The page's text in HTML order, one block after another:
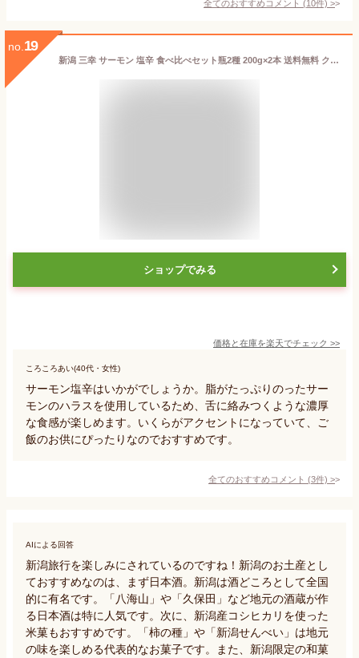
全てのおすすめコメント (10件) >
no. 19
新潟 三幸 サーモン 塩辛 食べ比べセット瓶2種 200g×2本 送料無料 クール代込 おかず ご飯 冷蔵 贈答 父の日 母の日 お取り寄せ グルメ 産地直送 お中元 お歳暮 嵐にしやがれ ZIP 乃木坂工事中 (産直)
ショップでみる
価格と在庫を楽天でチェック >>
ころころあい(40代・女性)
サーモン塩辛はいかがでしょうか。脂がたっぷりのったサー
モンのハラスを使用しているため、舌に絡みつくような濃厚
な食感が楽しめます。いくらがアクセントになっていて、ご
飯のお供にぴったりなのでおすすめです。
全てのおすすめコメント (3件) >
AIによる回答
新潟旅行を楽しみにされているのですね！新潟のお土産とし
ておすすめなのは、まず日本酒。新潟は酒どころとして全国
的に有名です。「八海山」や「久保田」など地元の酒蔵が作
る日本酒は特に人気です。次に、新潟産コシヒカリを使った
米菓もおすすめです。「柿の種」や「新潟せんべい」は地元
の味を楽しめる代表的なお菓子です。また、新潟限定の和菓